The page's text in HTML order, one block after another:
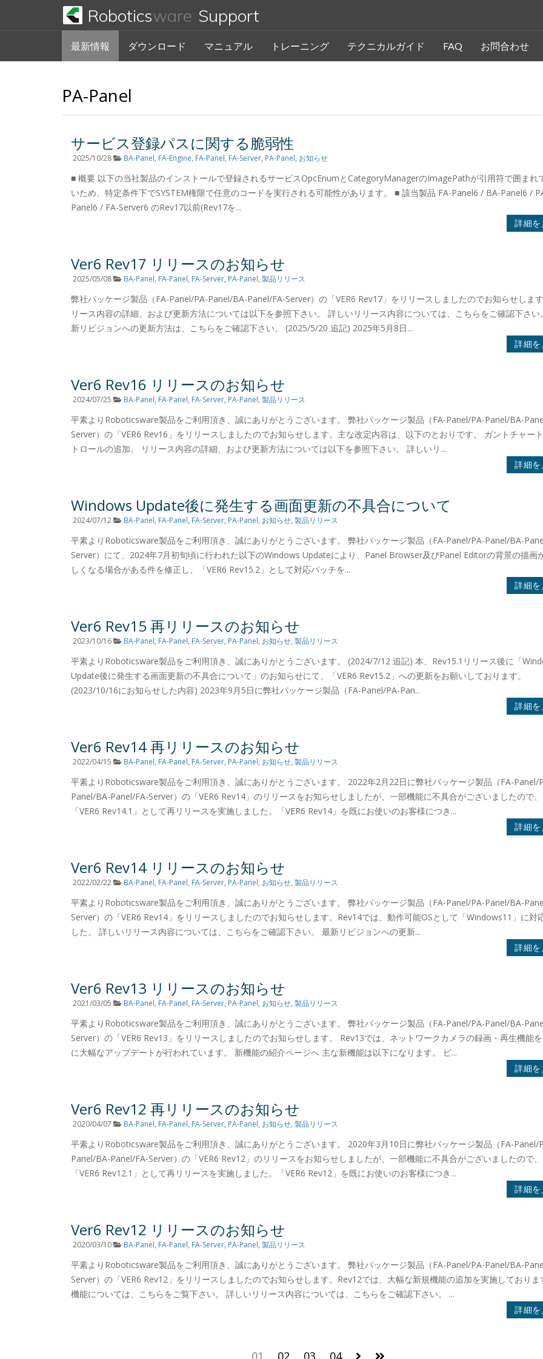
Roboticsware Support
最新情報 ダウンロード マニュアル トレーニング テクニカルガイド FAQ お問合わせ
PA-Panel
サービス登録パスに関する脆弱性
2025/10/28 BA-Panel, FA-Engine, FA-Panel, FA-Server, PA-Panel, お知らせ
■ 概要 以下の当社製品のインストールで登録されるサービスOpcEnumとCategoryManagerのImagePathが引用符で囲まれ
いため、特定条件下でSYSTEM権限で任意のコードを実行される可能性があります。 ■ 該当製品 FA-Panel6 / BA-Panel6 /
Panel6 / FA-Server6 のRev17以前(Rev17を...
詳細を
Ver6 Rev17 リリースのお知らせ
2025/05/08 BA-Panel, FA-Panel, FA-Server, PA-Panel, 製品リリース
弊社パッケージ製品（FA-Panel/PA-Panel/BA-Panel/FA-Server）の「VER6 Rev17」をリリースしましたのでお知らせしま
リース内容の詳細、および更新方法については以下を参照下さい。 詳しいリリース内容については、こちらをご確認下さい
新リビジョンへの更新方法は、こちらをご確認下さい。 (2025/5/20 追記) 2025年5月8日...
詳細を
Ver6 Rev16 リリースのお知らせ
2024/07/25 BA-Panel, FA-Panel, FA-Server, PA-Panel, 製品リリース
平素よりRoboticsware製品をご利用頂き、誠にありがとうございます。 弊社パッケージ製品（FA-Panel/PA-Panel/BA-
Server）の「VER6 Rev16」をリリースしましたのでお知らせします。主な改定内容は、以下のとおりです。 ガントチャー
トロールの追加。 リリース内容の詳細、および更新方法については以下を参照下さい。 詳しいリ...
詳細を
Windows Update後に発生する画面更新の不具合について
2024/07/12 BA-Panel, FA-Panel, FA-Server, PA-Panel, お知らせ, 製品リリース
平素よりRoboticsware製品をご利用頂き、誠にありがとうございます。 弊社パッケージ製品（FA-Panel/PA-Panel/BA-
Server）にて、2024年7月初旬頃に行われた以下のWindows Updateにより、Panel Browser及びPanel Editorの背景の描画
しくなる場合がある件を修正し、「VER6 Rev15.2」として対応パッチを...
詳細を
Ver6 Rev15 再リリースのお知らせ
2023/10/16 BA-Panel, FA-Panel, FA-Server, PA-Panel, お知らせ, 製品リリース
平素よりRoboticsware製品をご利用頂き、誠にありがとうございます。 (2024/7/12 追記) 本、Rev15.1リリース後に「
Update後に発生する画面更新の不具合について」のお知らせにて、「VER6 Rev15.2」への更新をお願いしております。
(2023/10/16にお知らせした内容) 2023年9月5日に弊社パッケージ製品（FA-Panel/PA-Pan...
詳細を
Ver6 Rev14 再リリースのお知らせ
2022/04/15 BA-Panel, FA-Panel, FA-Server, PA-Panel, お知らせ, 製品リリース
平素よりRoboticsware製品をご利用頂き、誠にありがとうございます。 2022年2月22日に弊社パッケージ製品（FA-Panel/
Panel/BA-Panel/FA-Server）の「VER6 Rev14」のリリースをお知らせしましたが、一部機能に不具合がございましたので、
「VER6 Rev14.1」として再リリースを実施しました。「VER6 Rev14」を既にお使いのお客様につき...
詳細を
Ver6 Rev14 リリースのお知らせ
2022/02/22 BA-Panel, FA-Panel, FA-Server, PA-Panel, お知らせ, 製品リリース
平素よりRoboticsware製品をご利用頂き、誠にありがとうございます。 弊社パッケージ製品（FA-Panel/PA-Panel/BA-
Server）の「VER6 Rev14」をリリースしましたのでお知らせします。Rev14では、動作可能OSとして「Windows11」に対
した。 詳しいリリース内容については、こちらをご確認下さい。 最新リビジョンへの更新...
詳細を
Ver6 Rev13 リリースのお知らせ
2021/03/05 BA-Panel, FA-Panel, FA-Server, PA-Panel, お知らせ, 製品リリース
平素よりRoboticsware製品をご利用頂き、誠にありがとうございます。 弊社パッケージ製品（FA-Panel/PA-Panel/BA-
Server）の「VER6 Rev13」をリリースしましたのでお知らせします。 Rev13では、ネットワークカメラの録画・再生機能
に大幅なアップデートが行われています。 新機能の紹介ページへ 主な新機能は以下になります。 ビ...
詳細を
Ver6 Rev12 再リリースのお知らせ
2020/04/07 BA-Panel, FA-Panel, FA-Server, PA-Panel, お知らせ, 製品リリース
平素よりRoboticsware製品をご利用頂き、誠にありがとうございます。 2020年3月10日に弊社パッケージ製品（FA-Panel/
Panel/BA-Panel/FA-Server）の「VER6 Rev12」のリリースをお知らせしましたが、一部機能に不具合がございましたので、
「VER6 Rev12.1」として再リリースを実施しました。「VER6 Rev12」を既にお使いのお客様につき...
詳細を
Ver6 Rev12 リリースのお知らせ
2020/03/10 BA-Panel, FA-Panel, FA-Server, PA-Panel, 製品リリース
平素よりRoboticsware製品をご利用頂き、誠にありがとうございます。 弊社パッケージ製品（FA-Panel/PA-Panel/BA-
Server）の「VER6 Rev12」をリリースしましたのでお知らせします。Rev12では、大幅な新規機能の追加を実施しておりま
機能については、こちらをご覧下さい。 詳しいリリース内容については、こちらをご確認下さい。 ...
詳細を
01 02 03 04